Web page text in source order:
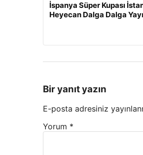
İspanya Süper Kupası
Heyecan Dalga Dalga
Bir yanıt yazın
E-posta adresiniz
Yorum *